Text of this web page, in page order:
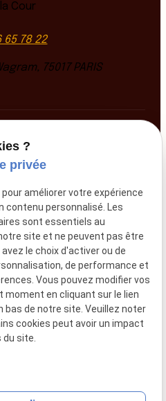
Cour
65 78 22
75017 PARIS
Politique de
confidentialité
Plan
du
site
Gestion des cookies
?
privée
améliorer votre expérience
contenu personnalisé. Les
sont essentiels au
site et ne peuvent pas être
le choix d'activer ou de
de performance et
Vous pouvez modifier vos
en cliquant sur le lien
bas de notre site. Veuillez noter
cookies peut avoir un impact
site.